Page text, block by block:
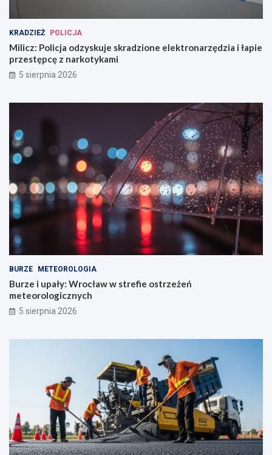
KRADZIEŻ POLICJA
Milicz: Policja odzyskuje skradzione elektronarzędzia i łapie
przestępcę z narkotykami
5 sierpnia 2026
BURZE METEOROLOGIA
Burze i upały: Wrocław w strefie ostrzeżeń
meteorologicznych
5 sierpnia 2026